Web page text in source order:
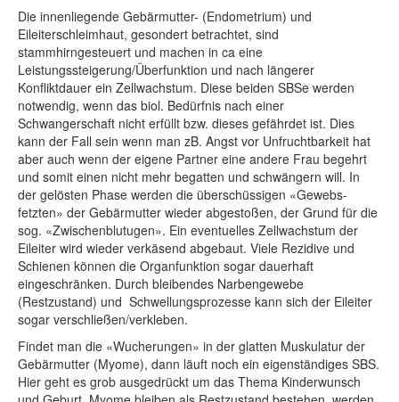
Die innenliegende Gebärmutter- (Endometrium) und
Eileiterschleimhaut, gesondert betrachtet, sind
stammhirngesteuert und machen in ca eine
Leistungssteigerung/Überfunktion und nach längerer
Konfliktdauer ein Zellwachstum. Diese beiden SBSe werden
notwendig, wenn das biol. Bedürfnis nach einer
Schwangerschaft nicht erfüllt bzw. dieses gefährdet ist. Dies
kann der Fall sein wenn man zB. Angst vor Unfruchtbarkeit hat
aber auch wenn der eigene Partner eine andere Frau begehrt
und somit einen nicht mehr begatten und schwängern will. In
der gelösten Phase werden die überschüssigen «Gewebs-
fetzten» der Gebärmutter wieder abgestoßen, der Grund für die
sog. «Zwischenblutugen». Ein eventuelles Zellwachstum der
Eileiter wird wieder verkäsend abgebaut. Viele Rezidive und
Schienen können die Organfunktion sogar dauerhaft
eingeschränken. Durch bleibendes Narbengewebe
(Restzustand) und Schwellungsprozesse kann sich der Eileiter
sogar verschließen/verkleben.
Findet man die «Wucherungen» in der glatten Muskulatur der
Gebärmutter (Myome), dann läuft noch ein eigenständiges SBS.
Hier geht es grob ausgedrückt um das Thema Kinderwunsch